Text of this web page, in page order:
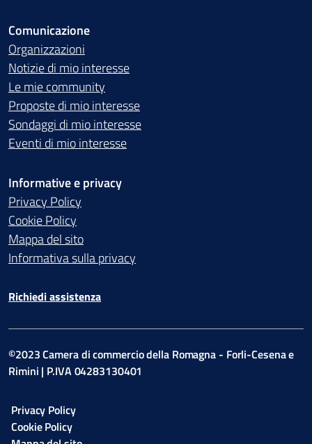
Comunicazione
Organizzazioni
Notizie di mio interesse
Le mie community
Proposte di mio interesse
Sondaggi di mio interesse
Eventi di mio interesse
Informative e privacy
Privacy Policy
Cookie Policy
Mappa del sito
Informativa sulla privacy
Richiedi assistenza
©2023 Camera di commercio della Romagna - Forli-Cesena e
Rimini | P.IVA 04283130401
Privacy Policy
Cookie Policy